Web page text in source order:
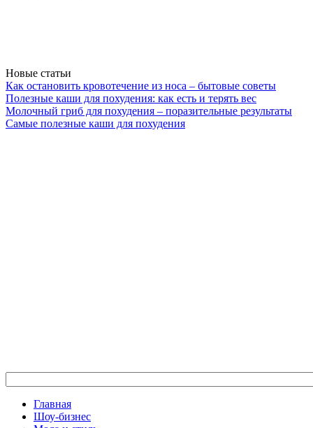
Новые статьи
Как остановить кровотечение из носа – бытовые советы
Полезные каши для похудения: как есть и терять вес
Молочный гриб для похудения – поразительные результаты
Самые полезные каши для похудения
Главная
Шоу-бизнес